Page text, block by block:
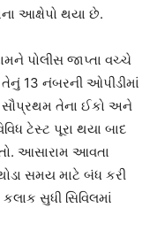
આક્ષેપો થયા છે.
પોલીસ જાપ્તા વચ્ચે
તેનું 13 નંબરની ઓપીડીમાં
સૌપ્રથમ તેના ઈકો અને
ટેસ્ટ પૂરા થયા બાદ
આસારામ આવતા
સમય માટે બંધ કરી
સુધી સિવિલમાં